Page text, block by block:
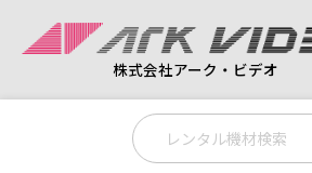
株式会社アーク・ビデオ